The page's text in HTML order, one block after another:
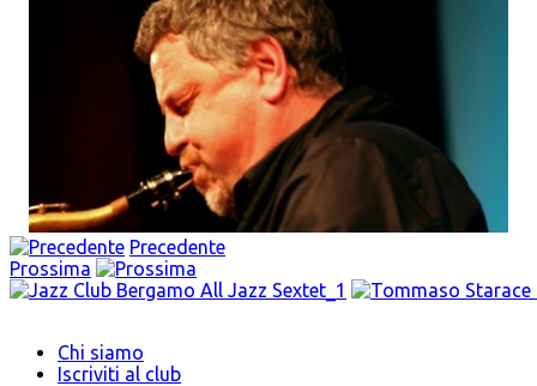
Precedente
Prossima
Chi siamo
Iscriviti al club